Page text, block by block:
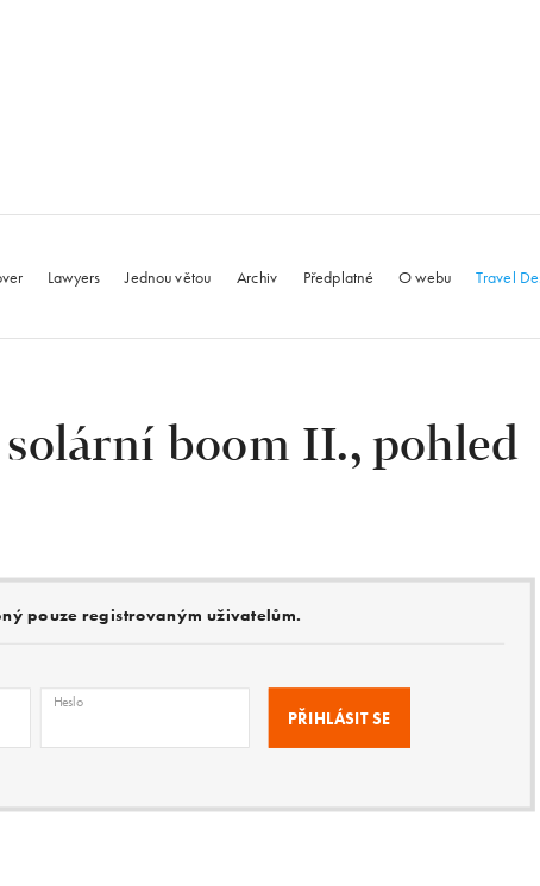
Lawyers Jednou větou Archiv Předplatné O webu Travel
boom II., pohled
pouze registrovaným uživatelům.
Heslo